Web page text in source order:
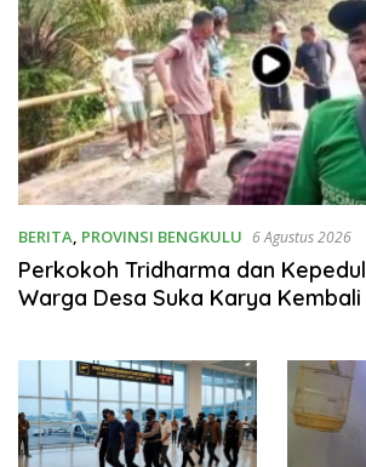
BERITA, PROVINSI BENGKULU 6 Agustus 2026
Perkokoh Tridharma dan
Warga Desa Suka Karya